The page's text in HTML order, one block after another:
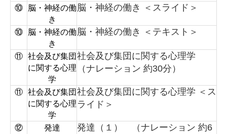
⑩
脳・神経の働
き
脳・神経の働き ＜スライド＞
⑩
脳・神経の働
き
脳・神経の働き ＜テキスト＞
⑪ 社会及び集団
に関する心理
学
社会及び集団に関する心理学
（ナレーション 約30分）
⑪ 社会及び集団
に関する心理
学
社会及び集団に関する心理学 ＜ス
ライド＞
⑫ 発達
発達（１） （ナレーション 約6